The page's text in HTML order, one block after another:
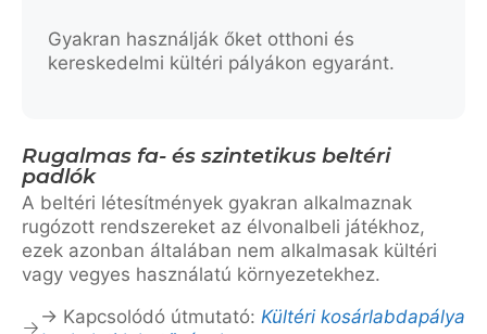
Gyakran használják őket otthoni és
kereskedelmi kültéri pályákon egyaránt.
Rugalmas fa- és szintetikus beltéri
padlók
A beltéri létesítmények gyakran alkalmaznak
rugózott rendszereket az élvonalbeli játékhoz,
ezek azonban általában nem alkalmasak kültéri
vagy vegyes használatú környezetekhez.
→ Kapcsolódó útmutató: Kültéri kosárlabdapálya